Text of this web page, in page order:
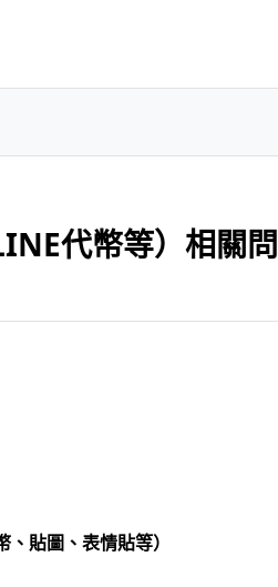
代幣等）相關問
貼圖、表情貼等）